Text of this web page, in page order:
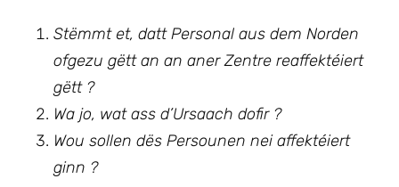
Stëmmt et, datt Personal aus dem Norden
ofgezu gëtt an an aner Zentre reaffektéiert
gëtt ?
Wa jo, wat ass d’Ursaach dofir ?
Wou sollen dës Persounen nei affektéiert
ginn ?